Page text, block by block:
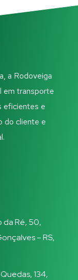
a Rodoveiga
em transporte
eficientes e
do cliente e
da Ré, 50,
– RS,
134,